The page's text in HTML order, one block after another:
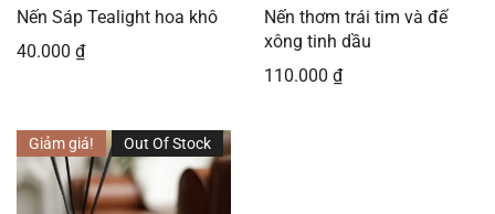
Nến Sáp Tealight hoa khô
40.000 ₫
Nến thơm trái tim và đế
xông tinh dầu
110.000 ₫
Giảm giá! Out Of Stock